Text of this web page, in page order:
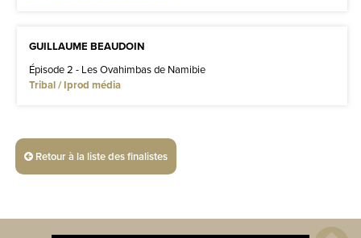
GUILLAUME BEAUDOIN
Épisode 2 - Les Ovahimbas de Namibie
Tribal / Iprod média
Retour à la liste des finalistes